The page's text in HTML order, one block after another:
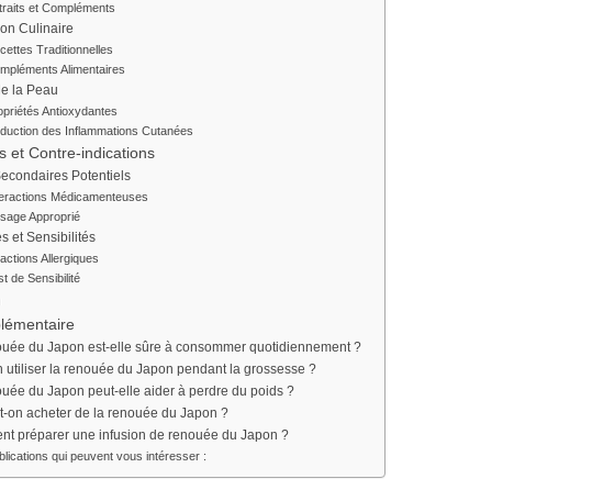
et Compléments
Culinaire
Traditionnelles
Alimentaires
la Peau
Antioxydantes
des Inflammations Cutanées
et Contre-indications
Potentiels
Médicamenteuses
Approprié
et Sensibilités
Allergiques
de Sensibilité
du Japon est-elle sûre à consommer quotidiennement ?
utiliser la renouée du Japon pendant la grossesse ?
du Japon peut-elle aider à perdre du poids ?
on acheter de la renouée du Japon ?
préparer une infusion de renouée du Japon ?
qui peuvent vous intéresser :